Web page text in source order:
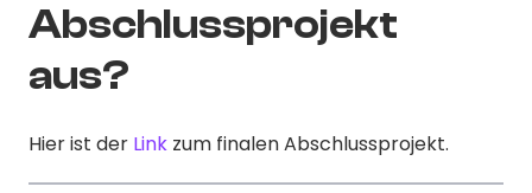
Abschlussprojekt
aus?
Hier ist der Link zum finalen Abschlussprojekt.